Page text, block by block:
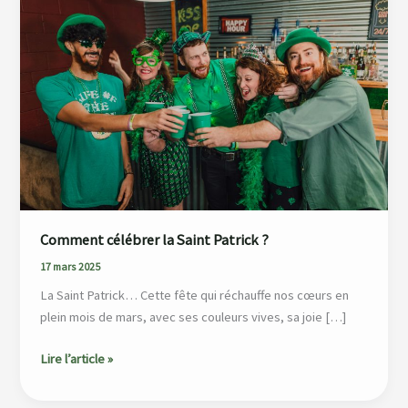
Comment célébrer la Saint Patrick ?
17 mars 2025
La Saint Patrick… Cette fête qui réchauffe nos cœurs en
plein mois de mars, avec ses couleurs vives, sa joie […]
la
Saint
Patrick
?
Lire l’article »